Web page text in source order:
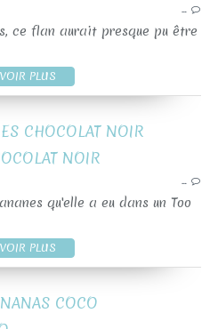
…
ce flan aurait presque pu être
PLUS
CHOCOLAT NOIR
…
qu'elle a eu dans un Too
PLUS
COCO